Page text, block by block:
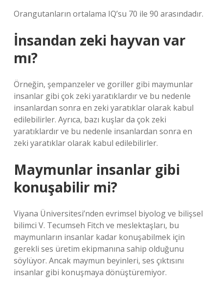
Orangutanların ortalama IQ’su 70 ile 90 arasındadır.
İnsandan zeki hayvan var
mı?
Örneğin, şempanzeler ve goriller gibi maymunlar
insanlar gibi çok zeki yaratıklardır ve bu nedenle
insanlardan sonra en zeki yaratıklar olarak kabul
edilebilirler. Ayrıca, bazı kuşlar da çok zeki
yaratıklardır ve bu nedenle insanlardan sonra en
zeki yaratıklar olarak kabul edilebilirler.
Maymunlar insanlar gibi
konuşabilir mi?
Viyana Üniversitesi’nden evrimsel biyolog ve bilişsel
bilimci V. Tecumseh Fitch ve meslektaşları, bu
maymunların insanlar kadar konuşabilmek için
gerekli ses üretim ekipmanına sahip olduğunu
söylüyor. Ancak maymun beyinleri, ses çıktısını
insanlar gibi konuşmaya dönüştüremiyor.